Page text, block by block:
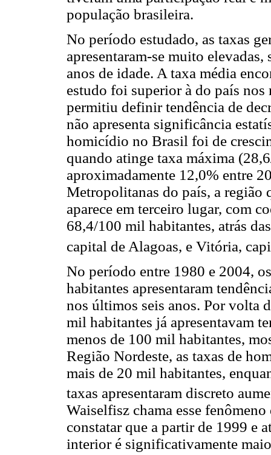
população brasileira.
No período estudado, as taxas
apresentaram-se muito
anos de idade. A taxa média
estudo foi superior à do país nos
permitiu definir tendência de
não apresenta significância
homicídio no Brasil foi de
quando atinge taxa máxima
aproximadamente 12,0% entre
Metropolitanas do país, a região
aparece em terceiro lugar, com
68,4/100 mil habitantes, atrás
capital de Alagoas, e Vitória,
No período entre 1980 e 2004,
habitantes apresentaram
nos últimos seis anos. Por volta
mil habitantes já apresentavam
menos de 100 mil habitantes,
Região Nordeste, as taxas de
mais de 20 mil habitantes,
taxas apresentaram discreto
Waiselfisz chama esse
constatar que a partir de 1999 e
interior é significativamente